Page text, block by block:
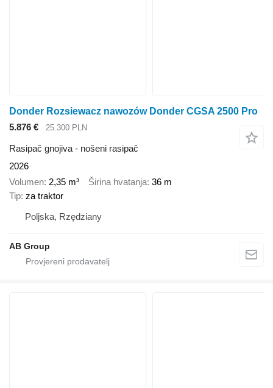
Donder Rozsiewacz nawozów Donder CGSA 2500 Pro
5.876 €
25.300 PLN
Rasipač gnojiva - nošeni rasipač
2026
Volumen 2,35 m³ Širina hvatanja 36 m
Tip za traktor
Poljska, Rzędziany
AB Group